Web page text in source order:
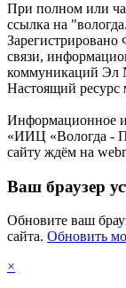
При полном или
ссылка на
Зарегистрировано
связи,
коммуникаций Эл
Настоящий ресурс
Информационное
«ИИЦ «Вологда -
сайту ждём на
Ваш браузер
Обновите ваш
сайта. Обновить
×